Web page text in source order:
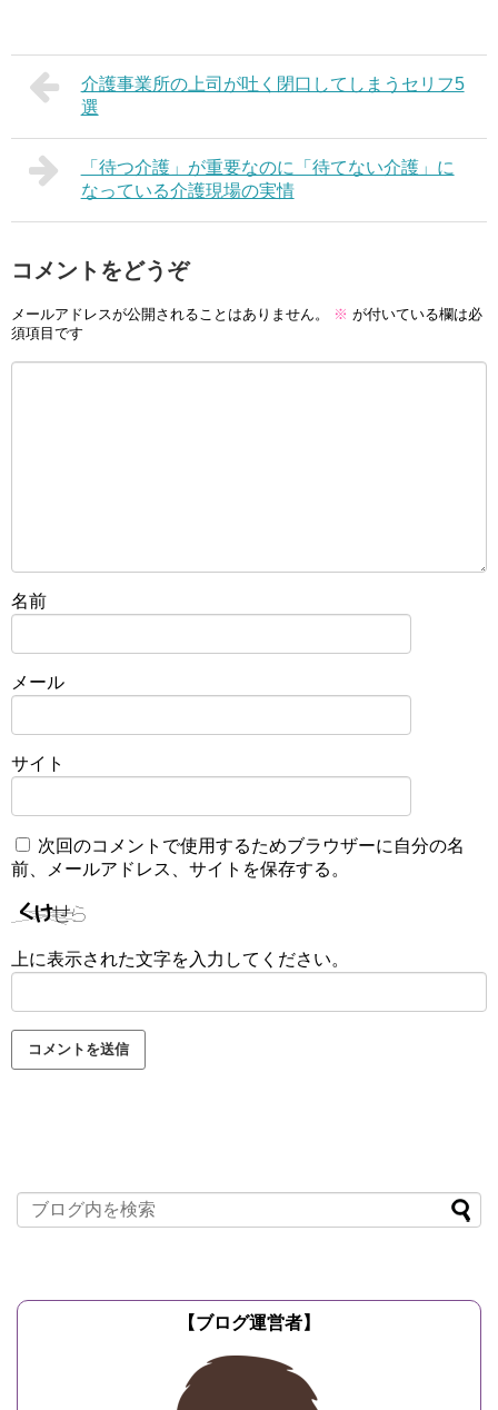
介護事業所の上司が吐く閉口してしまうセリフ5
選
「待つ介護」が重要なのに「待てない介護」に
なっている介護現場の実情
コメントをどうぞ
メールアドレスが公開されることはありません。 ※ が付いている欄は必
須項目です
名前
メール
サイト
次回のコメントで使用するためブラウザーに自分の名
前、メールアドレス、サイトを保存する。
上に表示された文字を入力してください。
【ブログ運営者】